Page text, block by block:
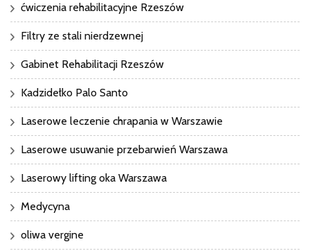
ćwiczenia rehabilitacyjne Rzeszów
Filtry ze stali nierdzewnej
Gabinet Rehabilitacji Rzeszów
Kadzidełko Palo Santo
Laserowe leczenie chrapania w Warszawie
Laserowe usuwanie przebarwień Warszawa
Laserowy lifting oka Warszawa
Medycyna
oliwa vergine